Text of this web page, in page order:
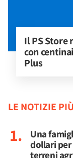
Il PS Store
con
Plus
LE NOTIZIE
Una
dollari
terreni